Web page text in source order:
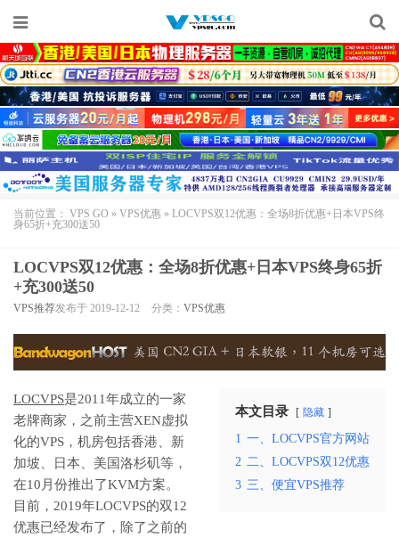
当前位置： VPS GO » VPS优惠 » LOCVPS双12优惠：全场8折优惠+日本VPS终
身65折+充300送50
LOCVPS双12优惠：全场8折优惠+日本VPS终身65折
+充300送50
VPS推荐发布于 2019-12-12 分类： VPS优惠
本文目录 隐藏
1 一、LOCVPS官方网站
2 二、LOCVPS双12优惠
3 三、便宜VPS推荐
LOCVPS是2011年成立的一家
老牌商家，之前主营XEN虚拟
化的VPS，机房包括香港、新
加坡、日本、美国洛杉矶等，
在10月份推出了KVM方案。
目前，2019年LOCVPS的双12
优惠已经发布了，除了之前的